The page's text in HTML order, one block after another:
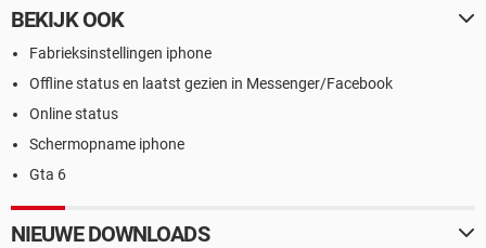
BEKIJK OOK
Fabrieksinstellingen iphone
Offline status en laatst gezien in Messenger/Facebook
Online status
Schermopname iphone
Gta 6
NIEUWE DOWNLOADS